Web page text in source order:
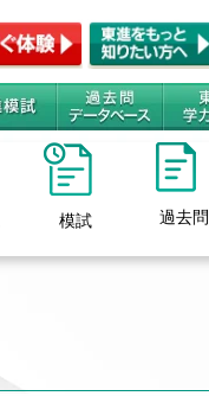
模試 過去問